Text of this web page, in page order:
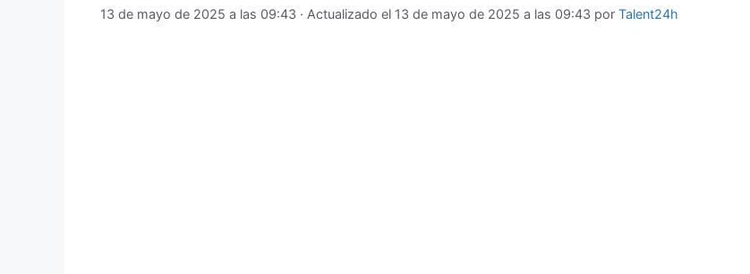
13 de mayo de 2025 a las 09:43 · Actualizado el 13 de mayo de 2025 a las 09:43 por Talent24h